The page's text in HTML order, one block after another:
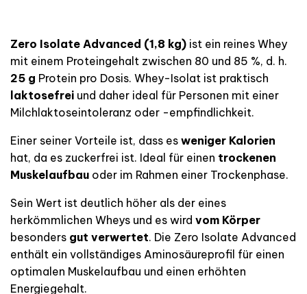
Zero Isolate Advanced (1,8 kg) ist ein reines Whey
mit einem Proteingehalt zwischen 80 und 85 %, d. h.
25 g Protein pro Dosis. Whey-Isolat ist praktisch
laktosefrei und daher ideal für Personen mit einer
Milchlaktoseintoleranz oder -empfindlichkeit.
Einer seiner Vorteile ist, dass es weniger Kalorien
hat, da es zuckerfrei ist. Ideal für einen trockenen
Muskelaufbau oder im Rahmen einer Trockenphase.
Sein Wert ist deutlich höher als der eines
herkömmlichen Wheys und es wird vom Körper
besonders gut verwertet. Die Zero Isolate Advanced
enthält ein vollständiges Aminosäureprofil für einen
optimalen Muskelaufbau und einen erhöhten
Energiegehalt.